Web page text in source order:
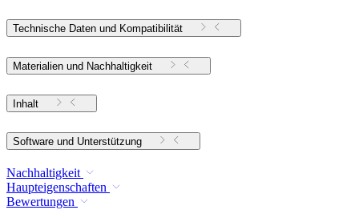
Technische Daten und Kompatibilität
Materialien und Nachhaltigkeit
Inhalt
Software und Unterstützung
Nachhaltigkeit
Haupteigenschaften
Bewertungen